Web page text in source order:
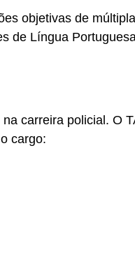
objetivas de
de Língua
carreira policial. O
cargo: